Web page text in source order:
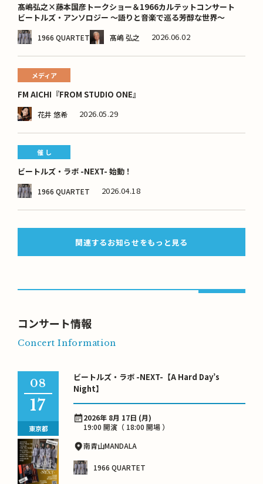
髙嶋弘之×藤本国彦トークショー＆1966カルテットコンサート
ビートルズ・アンソロジー ～語りと音楽で巡る芳醇な世界～
1966 QUARTET 髙嶋 弘之 2026.06.02
メディア
FM AICHI『FROM STUDIO ONE』
花井 悠希 2026.05.29
催 し
ビートルズ・ラボ -NEXT- 始動！
1966 QUARTET 2026.04.18
関連するお知らせをもっと見る
コンサート情報
Concert Information
ビートルズ・ラボ -NEXT-【A Hard Day’s
Night】
2026年 8月 17日 (月)
19:00 開演（ 18:00 開場 ）
南青山MANDALA
1966 QUARTET
08
17
東京都